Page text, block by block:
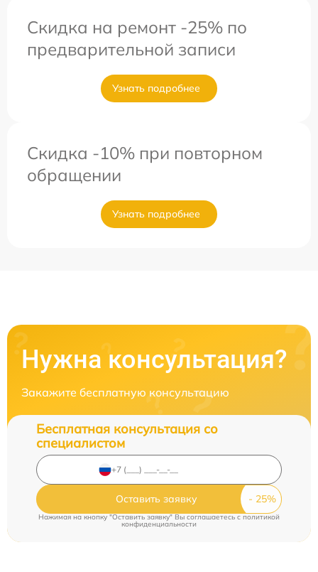
Скидка на ремонт -25% по
предварительной записи
Узнать подробнее
Скидка -10% при повторном
обращении
Узнать подробнее
Нужна консультация?
Закажите бесплатную консультацию
Бесплатная консультация со
специалистом
Оставить заявку
Нажимая на кнопку "Оставить заявку" Вы соглашаетесь cполитикой
конфиденциальности